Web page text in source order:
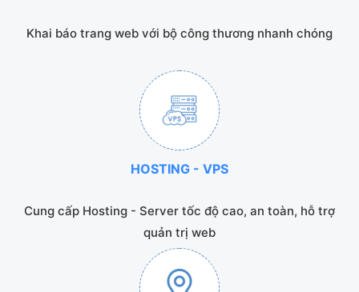
Khai báo trang web với bộ công thương nhanh chóng
HOSTING - VPS
Cung cấp Hosting - Server tốc độ cao, an toàn, hỗ trợ
quản trị web